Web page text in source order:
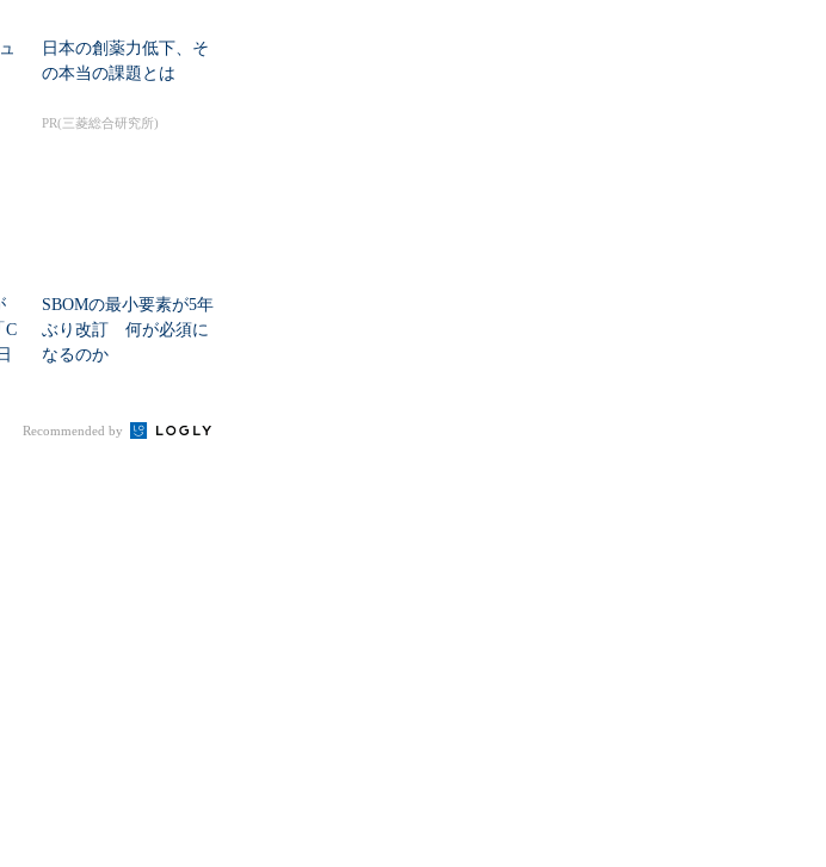
日本の創薬力低下、そ
の本当の課題とは
PR(三菱総合研究所)
C
SBOMの最小要素が5年
ぶり改訂 何が必須に
なるのか
Recommended by